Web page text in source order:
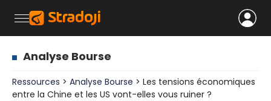
Analyse Bourse
Ressources > Analyse Bourse > Les tensions économiques
entre la Chine et les US vont-elles vous ruiner ?